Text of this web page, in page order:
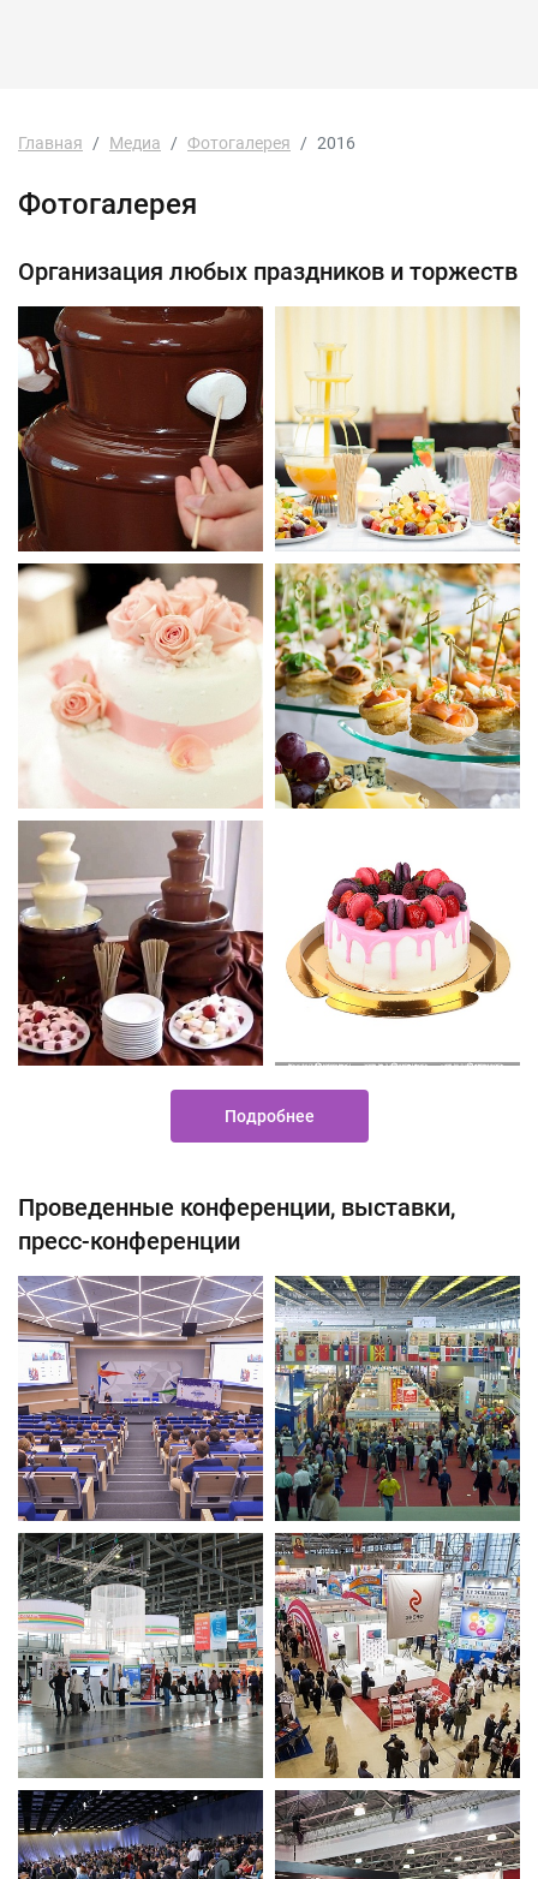
Главная Медиа Фотогалерея 2016
Фотогалерея
Организация любых праздников и торжеств
Подробнее
Проведенные конференции, выставки,
пресс-конференции